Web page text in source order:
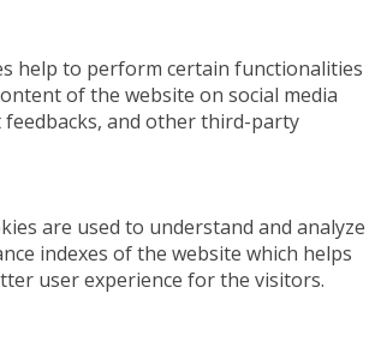
help to perform certain functionalities
of the website on social media
and other third-party
are used to understand and analyze
indexes of the website which helps
user experience for the visitors.